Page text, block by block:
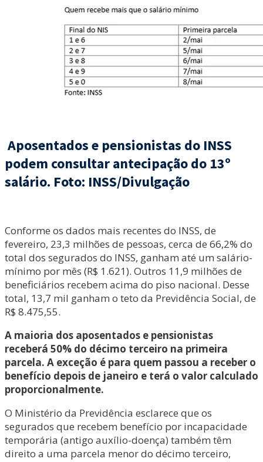
Aposentados e pensionistas do INSS
podem consultar antecipação do 13º
salário. Foto: INSS/Divulgação
Conforme os dados mais recentes do INSS, de
fevereiro, 23,3 milhões de pessoas, cerca de 66,2% do
total dos segurados do INSS, ganham até um salário-
mínimo por mês (R$ 1.621). Outros 11,9 milhões de
beneficiários recebem acima do piso nacional. Desse
total, 13,7 mil ganham o teto da Previdência Social, de
R$ 8.475,55.
A maioria dos aposentados e pensionistas
receberá 50% do décimo terceiro na primeira
parcela. A exceção é para quem passou a receber o
benefício depois de janeiro e terá o valor calculado
proporcionalmente.
O Ministério da Previdência esclarece que os
segurados que recebem benefício por incapacidade
temporária (antigo auxílio-doença) também têm
direito a uma parcela menor do décimo terceiro,